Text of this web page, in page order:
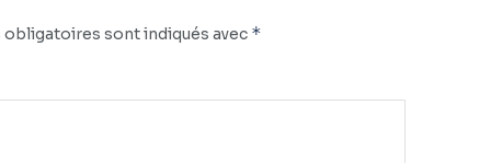
obligatoires sont indiqués avec *